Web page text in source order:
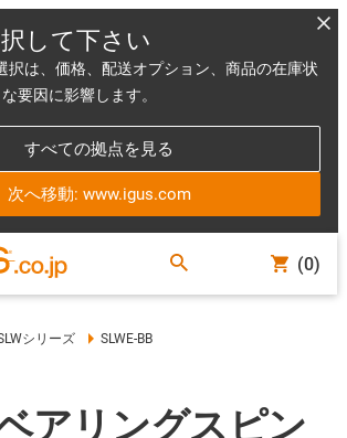
して下さい
択は、価格、配送オプション、商品の在庫状
要因に影響します。
すべての拠点を見る
次へ移動: www.igus.com
(0)
シリーズ SLWE-BB
アリングスピン